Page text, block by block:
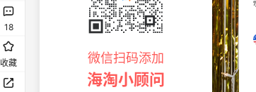
18
收藏 微信扫码添加
海淘小顾问